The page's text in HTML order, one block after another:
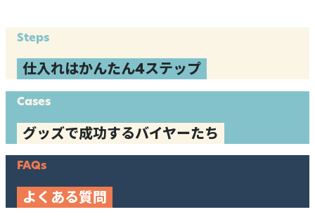
Steps
仕入れはかんたん4ステップ
Cases
グッズで成功するバイヤーたち
FAQs
よくある質問